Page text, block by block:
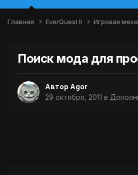
Главная EverQuest II Игровая
Поиск мода для
Автор Agor
29 октября, 2011 в